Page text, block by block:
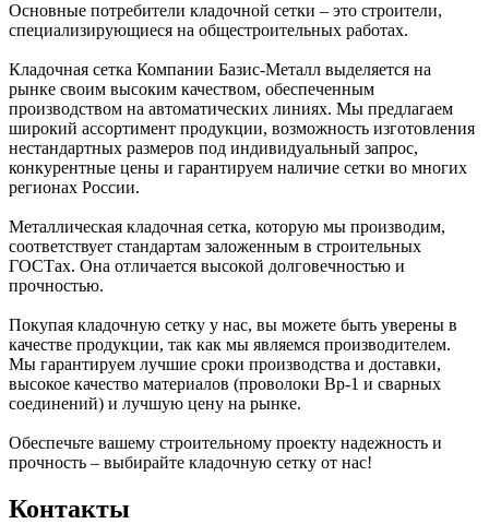
Основные потребители кладочной сетки – это строители,
специализирующиеся на общестроительных работах.
Кладочная сетка Компании Базис-Металл выделяется на
рынке своим высоким качеством, обеспеченным
производством на автоматических линиях. Мы предлагаем
широкий ассортимент продукции, возможность изготовления
нестандартных размеров под индивидуальный запрос,
конкурентные цены и гарантируем наличие сетки во многих
регионах России.
Металлическая кладочная сетка, которую мы производим,
соответствует стандартам заложенным в строительных
ГОСТах. Она отличается высокой долговечностью и
прочностью.
Покупая кладочную сетку у нас, вы можете быть уверены в
качестве продукции, так как мы являемся производителем.
Мы гарантируем лучшие сроки производства и доставки,
высокое качество материалов (проволоки Вр-1 и сварных
соединений) и лучшую цену на рынке.
Обеспечьте вашему строительному проекту надежность и
прочность – выбирайте кладочную сетку от нас!
Контакты